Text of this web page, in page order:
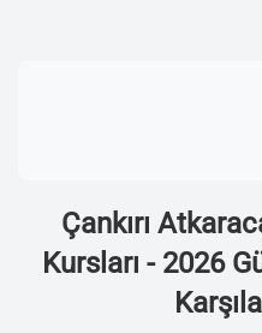
Çankırı
Kursları - 2026